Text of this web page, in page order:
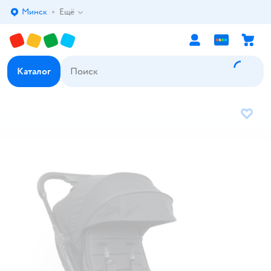
Выбор адреса доставки.
Минск Ещё
Каталог
В